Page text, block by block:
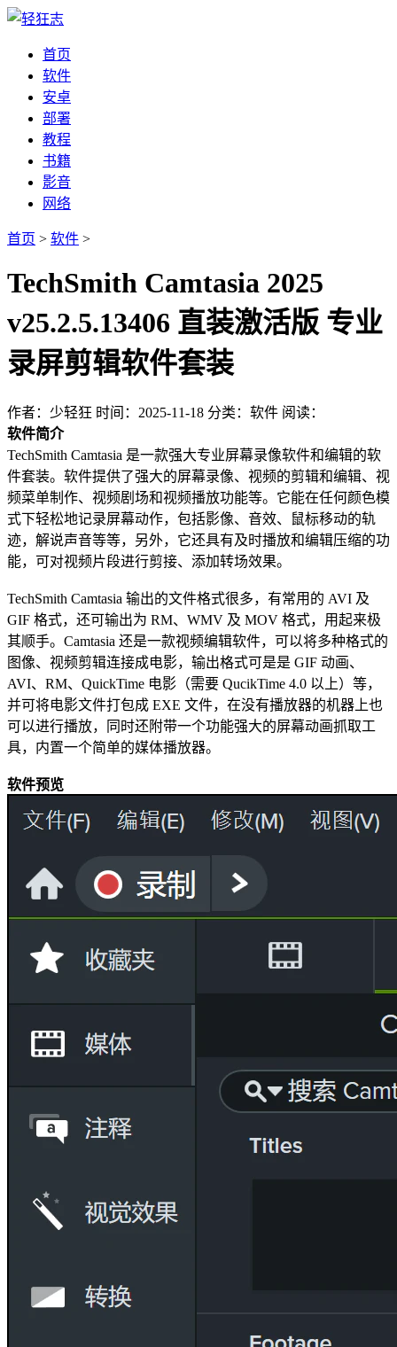
首页
软件
安卓
部署
教程
书籍
影音
网络
首页 > 软件 >
TechSmith Camtasia 2025
v25.2.5.13406 直装激活版 专业
录屏剪辑软件套装
作者：少轻狂 时间：2025-11-18 分类：软件 阅读：
软件简介
TechSmith Camtasia 是一款强大专业屏幕录像软件和编辑的软
件套装。软件提供了强大的屏幕录像、视频的剪辑和编辑、视
频菜单制作、视频剧场和视频播放功能等。它能在任何颜色模
式下轻松地记录屏幕动作，包括影像、音效、鼠标移动的轨
迹，解说声音等等，另外，它还具有及时播放和编辑压缩的功
能，可对视频片段进行剪接、添加转场效果。
TechSmith Camtasia 输出的文件格式很多，有常用的 AVI 及
GIF 格式，还可输出为 RM、WMV 及 MOV 格式，用起来极
其顺手。Camtasia 还是一款视频编辑软件，可以将多种格式的
图像、视频剪辑连接成电影，输出格式可是是 GIF 动画、
AVI、RM、QuickTime 电影（需要 QucikTime 4.0 以上）等，
并可将电影文件打包成 EXE 文件，在没有播放器的机器上也
可以进行播放，同时还附带一个功能强大的屏幕动画抓取工
具，内置一个简单的媒体播放器。
软件预览